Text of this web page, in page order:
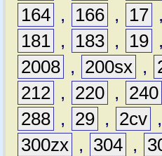
164 , 166 , 17 ,
181 , 183 , 19 ,
2008 , 200sx ,
212 , 220 , 240
288 , 29 , 2cv ,
300zx , 304 ,